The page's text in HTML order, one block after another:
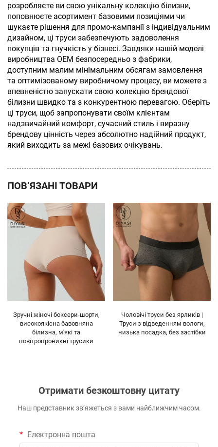
розробляєте ви свою унікальну колекцію білизни,
поповнюєте асортимент базовими позиціями чи
шукаєте рішення для промо-кампанії з індивідуальним
дизайном, ці труси забезпечують задоволення
покупців та гнучкість у бізнесі. Завдяки нашій моделі
виробництва OEM безпосередньо з фабрики,
доступним малим мінімальним обсягам замовлення
та оптимізованому виробничому процесу, ви можете з
впевненістю запускати свою колекцію брендової
білизни швидко та з конкурентною перевагою. Оберіть
ці труси, щоб запропонувати своїм клієнтам
надзвичайний комфорт, сучасний стиль і виразну
брендову цінність через абсолютно надійний продукт,
який виходить за межі базових очікувань.
ПОВ’ЯЗАНІ ТОВАРИ
Зручні жіночі боксери-шорти,
високоякісна бавовняна
білизна, м'які та
повітропроникні трусики
Чоловічі труси без ярликів |
Труси з відведенням вологи,
низька посадка, без застібки
Отримати безкоштовну цитату
Наш представник зв’яжеться з вами найближчим часом.
Електронна пошта